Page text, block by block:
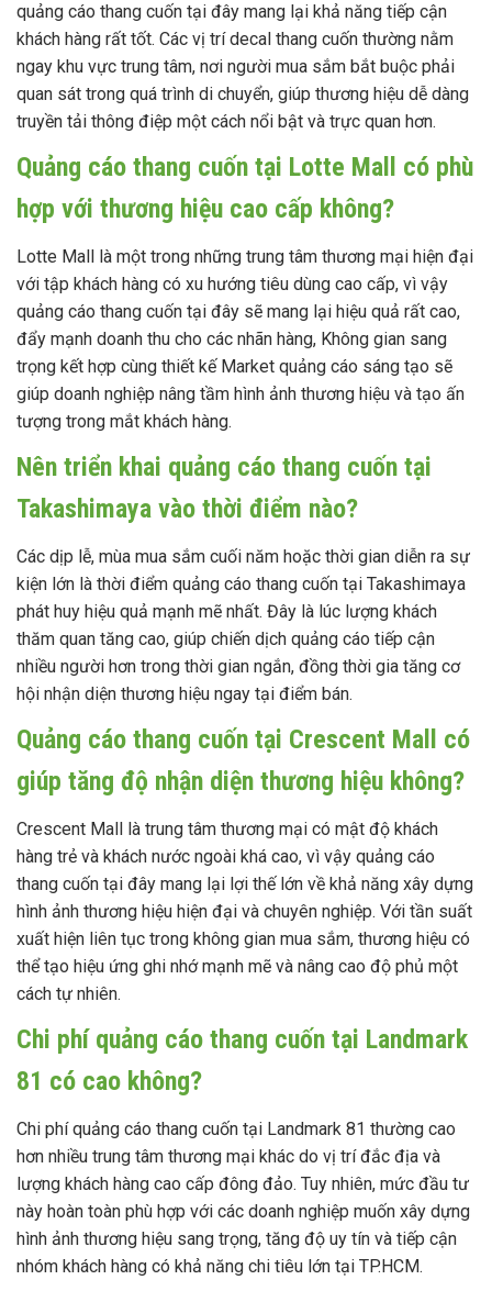
quảng cáo thang cuốn tại đây mang lại khả năng tiếp cận
khách hàng rất tốt. Các vị trí decal thang cuốn thường nằm
ngay khu vực trung tâm, nơi người mua sắm bắt buộc phải
quan sát trong quá trình di chuyển, giúp thương hiệu dễ dàng
truyền tải thông điệp một cách nổi bật và trực quan hơn.
Quảng cáo thang cuốn tại Lotte Mall có phù
hợp với thương hiệu cao cấp không?
Lotte Mall là một trong những trung tâm thương mại hiện đại
với tập khách hàng có xu hướng tiêu dùng cao cấp, vì vậy
quảng cáo thang cuốn tại đây sẽ mang lại hiệu quả rất cao,
đẩy mạnh doanh thu cho các nhãn hàng, Không gian sang
trọng kết hợp cùng thiết kế Market quảng cáo sáng tạo sẽ
giúp doanh nghiệp nâng tầm hình ảnh thương hiệu và tạo ấn
tượng trong mắt khách hàng.
Nên triển khai quảng cáo thang cuốn tại
Takashimaya vào thời điểm nào?
Các dịp lễ, mùa mua sắm cuối năm hoặc thời gian diễn ra sự
kiện lớn là thời điểm quảng cáo thang cuốn tại Takashimaya
phát huy hiệu quả mạnh mẽ nhất. Đây là lúc lượng khách
thăm quan tăng cao, giúp chiến dịch quảng cáo tiếp cận
nhiều người hơn trong thời gian ngắn, đồng thời gia tăng cơ
hội nhận diện thương hiệu ngay tại điểm bán.
Quảng cáo thang cuốn tại Crescent Mall có
giúp tăng độ nhận diện thương hiệu không?
Crescent Mall là trung tâm thương mại có mật độ khách
hàng trẻ và khách nước ngoài khá cao, vì vậy quảng cáo
thang cuốn tại đây mang lại lợi thế lớn về khả năng xây dựng
hình ảnh thương hiệu hiện đại và chuyên nghiệp. Với tần suất
xuất hiện liên tục trong không gian mua sắm, thương hiệu có
thể tạo hiệu ứng ghi nhớ mạnh mẽ và nâng cao độ phủ một
cách tự nhiên.
Chi phí quảng cáo thang cuốn tại Landmark
81 có cao không?
Chi phí quảng cáo thang cuốn tại Landmark 81 thường cao
hơn nhiều trung tâm thương mại khác do vị trí đắc địa và
lượng khách hàng cao cấp đông đảo. Tuy nhiên, mức đầu tư
này hoàn toàn phù hợp với các doanh nghiệp muốn xây dựng
hình ảnh thương hiệu sang trọng, tăng độ uy tín và tiếp cận
nhóm khách hàng có khả năng chi tiêu lớn tại TP.HCM.